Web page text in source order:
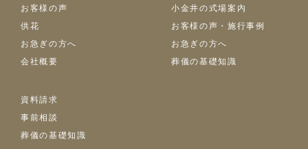
お客様の声
供花
お急ぎの方へ
会社概要
小金井の式場案内
お客様の声・施行事例
お急ぎの方へ
葬儀の基礎知識
資料請求
事前相談
葬儀の基礎知識